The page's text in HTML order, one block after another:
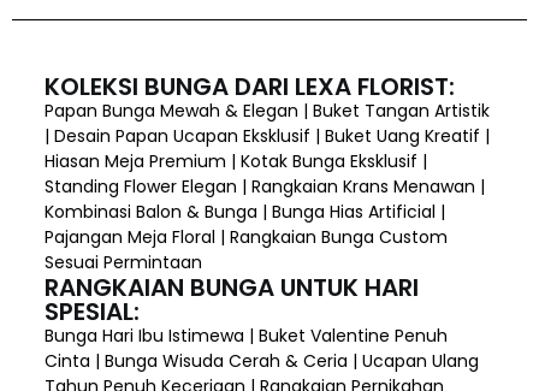
KOLEKSI BUNGA DARI LEXA FLORIST:
Papan Bunga Mewah & Elegan | Buket Tangan Artistik
| Desain Papan Ucapan Eksklusif | Buket Uang Kreatif |
Hiasan Meja Premium | Kotak Bunga Eksklusif |
Standing Flower Elegan | Rangkaian Krans Menawan |
Kombinasi Balon & Bunga | Bunga Hias Artificial |
Pajangan Meja Floral | Rangkaian Bunga Custom
Sesuai Permintaan
RANGKAIAN BUNGA UNTUK HARI
SPESIAL:
Bunga Hari Ibu Istimewa | Buket Valentine Penuh
Cinta | Bunga Wisuda Cerah & Ceria | Ucapan Ulang
Tahun Penuh Keceriaan | Rangkaian Pernikahan